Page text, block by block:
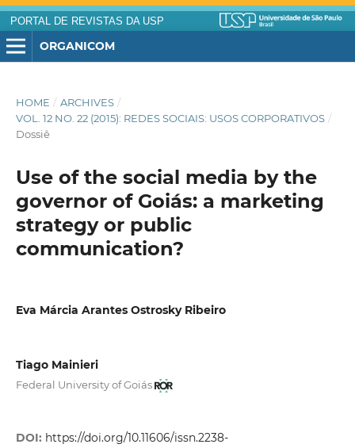
PORTAL DE REVISTAS DA USP
ORGANICOM
HOME / ARCHIVES /
VOL. 12 NO. 22 (2015): REDES SOCIAIS: USOS CORPORATIVOS /
Dossiê
Use of the social media by the
governor of Goiás: a marketing
strategy or public
communication?
Eva Márcia Arantes Ostrosky Ribeiro
Tiago Mainieri
Federal University of Goiás
DOI: https://doi.org/10.11606/issn.2238-